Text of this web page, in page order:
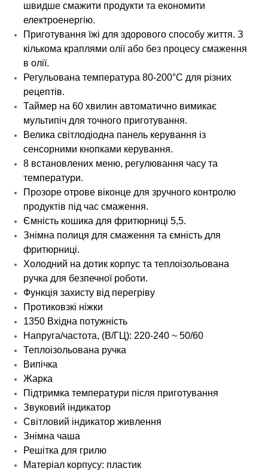
швидше смажити продукти та економити
електроенергію.
Приготування їжі для здорового способу життя. З
кількома краплями олії або без процесу смаження
в олії.
Регульована температура 80-200°C для різних
рецептів.
Таймер на 60 хвилин автоматично вимикає
мультипіч для точного приготування.
Велика світлодіодна панель керування із
сенсорними кнопками керування.
8 встановлених меню, регулювання часу та
температури.
Прозоре отрове віконце для зручного контролю
продуктів під час смаження.
Ємність кошика для фритюрниці 5,5.
Знімна полиця для смаження та ємність для
фритюрниці.
Холодний на дотик корпус та теплоізольована
ручка для безпечної роботи.
Функція захисту від перегріву
Протиковзкі ніжки
1350 Вхідна потужність
Напруга/частота, (В/ГЦ): 220-240 ~ 50/60
Теплоізольована ручка
Випічка
Жарка
Підтримка температури після приготування
Звуковий індикатор
Світловий індикатор живлення
Знімна чаша
Решітка для грилю
Матеріал корпусу: пластик